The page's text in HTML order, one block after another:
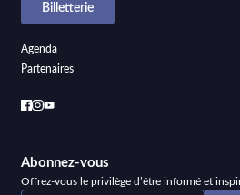
Billetterie
Agenda
Partenaires
Abonnez-vous
Offrez-vous le privilège d’être informé et